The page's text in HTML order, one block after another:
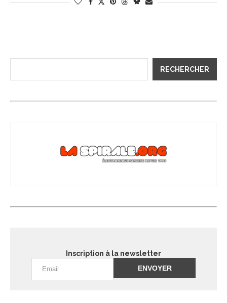
RECHERCHER
Inscription à la newsletter